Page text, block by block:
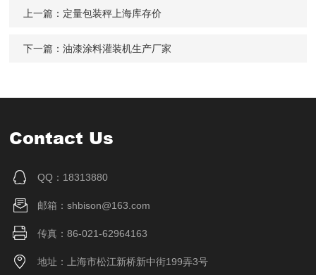
上一篇： 定量包装秤上海库存价
下一篇：油漆涂料灌装机生产厂家
Contact Us
QQ：18313880
邮箱：shbison@163.com
传真：86-021-62964163
地址：上海市松江新桥新中街199弄3号